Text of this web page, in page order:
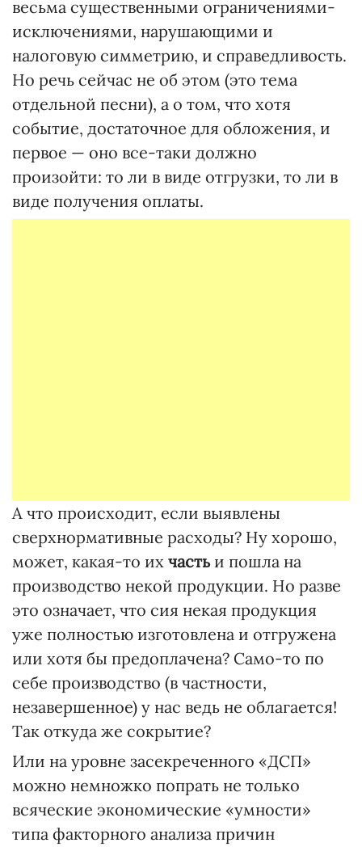
весьма существенными ограничениями-
исключениями, нарушающими и
налоговую симметрию, и справедливость.
Но речь сейчас не об этом (это тема
отдельной песни), а о том, что хотя
событие, достаточное для обложения, и
первое — оно все-таки должно
произойти: то ли в виде отгрузки, то ли в
виде получения оплаты.
А что происходит, если выявлены
сверхнормативные расходы? Ну хорошо,
может, какая-то их часть и пошла на
производство некой продукции. Но разве
это означает, что сия некая продукция
уже полностью изготовлена и отгружена
или хотя бы предоплачена? Само-то по
себе производство (в частности,
незавершенное) у нас ведь не облагается!
Так откуда же сокрытие?
Или на уровне засекреченного «ДСП»
можно немножко попрать не только
всяческие экономические «умности»
типа факторного анализа причин